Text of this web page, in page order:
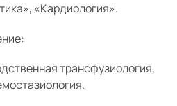
«Кардиология».
трансфузиология,